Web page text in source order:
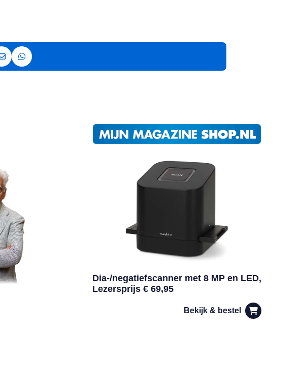
LinkedIn
Deel via e-mail
Deel via WhatsApp
Dia-/negatiefscanner met 8 MP en LED,
Lezersprijs € 69,95
Bekijk & bestel